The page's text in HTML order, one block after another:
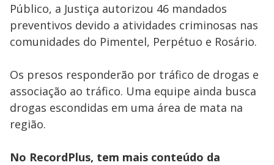
Público, a Justiça autorizou 46 mandados
preventivos devido a atividades criminosas nas
comunidades do Pimentel, Perpétuo e Rosário.
Os presos responderão por tráfico de drogas e
associação ao tráfico. Uma equipe ainda busca
drogas escondidas em uma área de mata na
região.
No RecordPlus, tem mais conteúdo da